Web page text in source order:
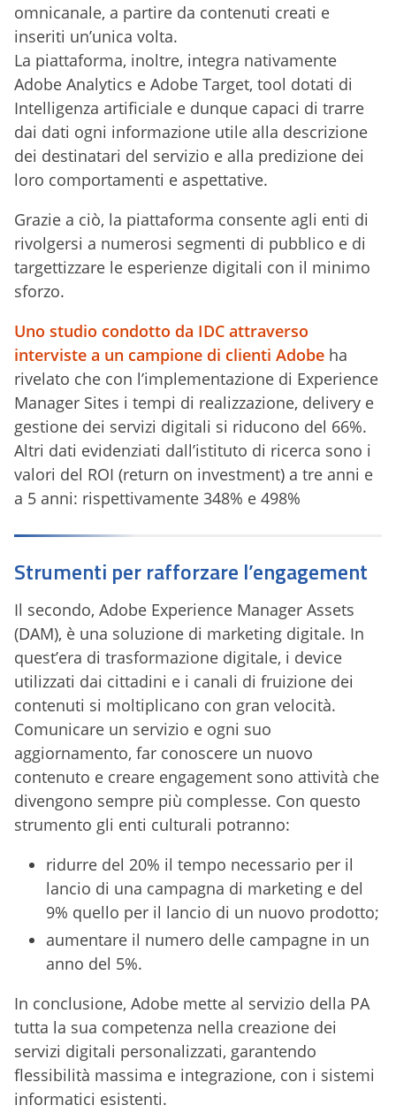
omnicanale, a partire da contenuti creati e
inseriti un’unica volta.
La piattaforma, inoltre, integra nativamente
Adobe Analytics e Adobe Target, tool dotati di
Intelligenza artificiale e dunque capaci di trarre
dai dati ogni informazione utile alla descrizione
dei destinatari del servizio e alla predizione dei
loro comportamenti e aspettative.
Grazie a ciò, la piattaforma consente agli enti di
rivolgersi a numerosi segmenti di pubblico e di
targettizzare le esperienze digitali con il minimo
sforzo.
Uno studio condotto da IDC attraverso
interviste a un campione di clienti Adobe ha
rivelato che con l’implementazione di Experience
Manager Sites i tempi di realizzazione, delivery e
gestione dei servizi digitali si riducono del 66%.
Altri dati evidenziati dall’istituto di ricerca sono i
valori del ROI (return on investment) a tre anni e
a 5 anni: rispettivamente 348% e 498%
Strumenti per rafforzare l’engagement
Il secondo, Adobe Experience Manager Assets
(DAM), è una soluzione di marketing digitale. In
quest’era di trasformazione digitale, i device
utilizzati dai cittadini e i canali di fruizione dei
contenuti si moltiplicano con gran velocità.
Comunicare un servizio e ogni suo
aggiornamento, far conoscere un nuovo
contenuto e creare engagement sono attività che
divengono sempre più complesse. Con questo
strumento gli enti culturali potranno:
ridurre del 20% il tempo necessario per il
lancio di una campagna di marketing e del
9% quello per il lancio di un nuovo prodotto;
aumentare il numero delle campagne in un
anno del 5%.
In conclusione, Adobe mette al servizio della PA
tutta la sua competenza nella creazione dei
servizi digitali personalizzati, garantendo
flessibilità massima e integrazione, con i sistemi
informatici esistenti.